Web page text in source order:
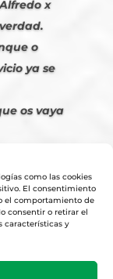
como las cookies
El consentimiento
el comportamiento de
consentir o retirar el
características y
x
o
ya se
os vaya